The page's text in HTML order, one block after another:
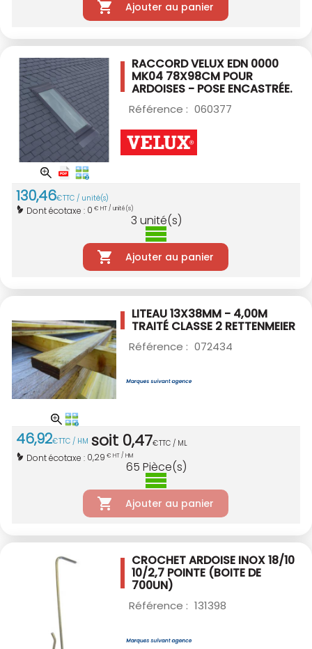
Ajouter au panier
RACCORD VELUX EDN 0000
MK04 78X98CM POUR
ARDOISES - POSE ENCASTRÉE.
Référence : 060377
130,46€TTC / unité(s)
Dont écotaxe : 0 € HT / unité(s)
3 unité(s)
Ajouter au panier
LITEAU 13X38MM - 4,00M
TRAITÉ CLASSE 2 RETTENMEIER
Référence : 072434
46,92€TTC / HM soit 0,47€TTC / ML
Dont écotaxe : 0,29 € HT / HM
65 Pièce(s)
Ajouter au panier
CROCHET ARDOISE INOX 18/10
10/2,7 POINTE (BOITE DE
700UN)
Référence : 131398